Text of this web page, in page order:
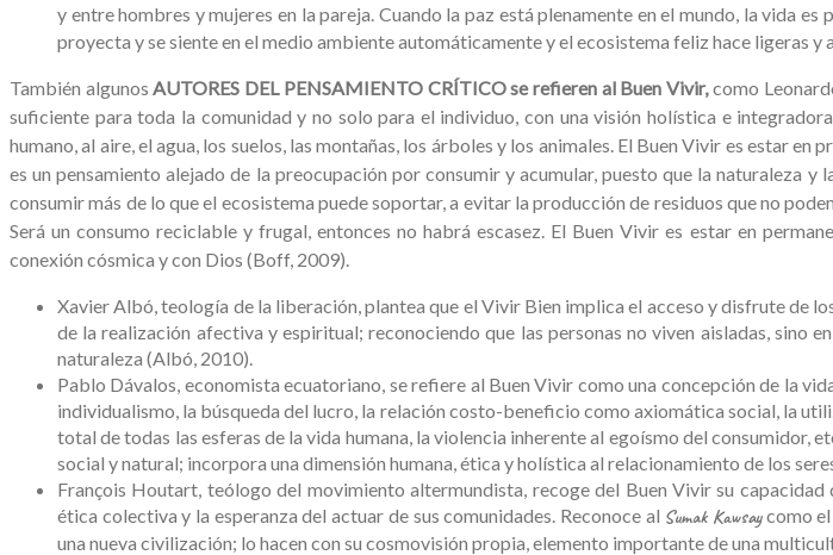
y entre hombres y mujeres en la pareja. Cuando la paz está plenamente en el mundo, la vida es
proyecta y se siente en el medio ambiente automáticamente y el ecosistema feliz hace ligeras y
También algunosAUTORES DEL PENSAMIENTO CRÍTICOse refieren al Buen Vivir,como
suficiente para toda la comunidad y no solo para el individuo, con una visión holística e
humano, al aire, el agua, los suelos, las montañas, los árboles y los animales. El Buen Vivir es estar
es un pensamiento alejado de la preocupación por consumir y acumular, puesto que la naturaleza
consumir más de lo que el ecosistema puede soportar, a evitar la producción de residuos que no
Será un consumo reciclable y frugal, entonces no habrá escasez. El Buen Vivir es estar en
conexión cósmica y con Dios (Boff, 2009).
Xavier Albó, teología de la liberación, plantea que el Vivir Bien implica el acceso y disfrute de
de la realización afectiva y espiritual; reconociendo que las personas no viven aisladas, sino
naturaleza (Albó, 2010).
Pablo Dávalos, economista ecuatoriano, se refiere al Buen Vivir como una concepción de la
individualismo, la búsqueda del lucro, la relación costo-beneficio como axiomática social, la
total de todas las esferas de la vida humana, la violencia inherente al egoísmo del consumidor,
social y natural; incorpora una dimensión humana, ética y holística al relacionamiento de los
François Houtart, teólogo del movimiento altermundista, recoge del Buen Vivir su
ética colectiva y la esperanza del actuar de sus comunidades. Reconoce al Sumak Kawsaycomo el
una nueva civilización; lo hacen con su cosmovisión propia, elemento importante de una